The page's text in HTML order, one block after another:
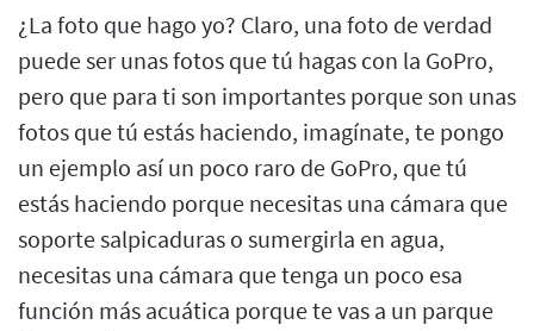
¿La foto que hago yo? Claro, una foto de verdad
puede ser unas fotos que tú hagas con la GoPro,
pero que para ti son importantes porque son unas
fotos que tú estás haciendo, imagínate, te pongo
un ejemplo así un poco raro de GoPro, que tú
estás haciendo porque necesitas una cámara que
soporte salpicaduras o sumergirla en agua,
necesitas una cámara que tenga un poco esa
función más acuática porque te vas a un parque